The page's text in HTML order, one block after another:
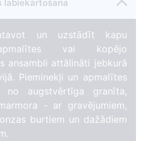
labiekārtošana
un uzstādīt kapu
vai kopējo
ansambli attālināti jebkurā
Pieminekļi un apmalītes
no augstvērtīga granīta,
- ar gravējumiem,
burtiem un dažādiem